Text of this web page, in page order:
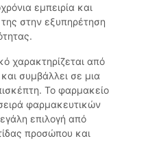
εμπειρία και
στην εξυπηρέτηση
χαρακτηρίζεται από
συμβάλλει σε μια
Το φαρμακείο
φαρμακευτικών
επιλογή από
προσώπου και